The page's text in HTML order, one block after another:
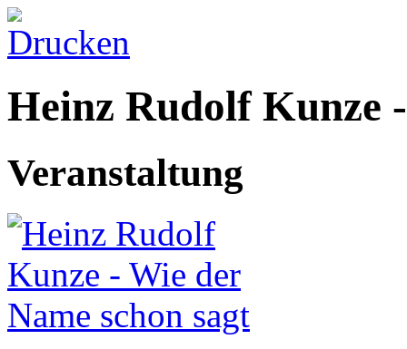
Heinz Rudolf Kunze
Veranstaltung